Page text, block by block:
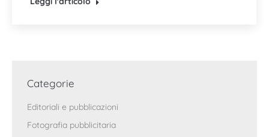
Categorie
Editoriali e pubblicazioni
Fotografia pubblicitaria